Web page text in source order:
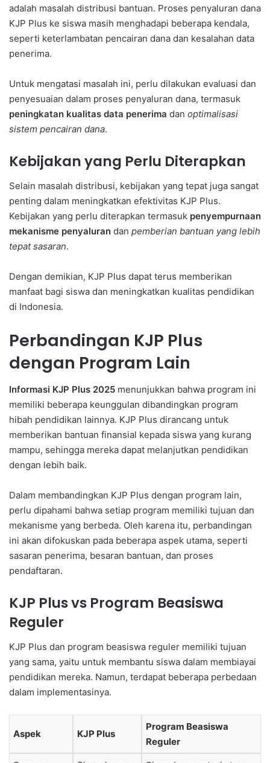
adalah masalah distribusi bantuan. Proses penyaluran dana
KJP Plus ke siswa masih menghadapi beberapa kendala,
seperti keterlambatan pencairan dana dan kesalahan data
penerima.
Untuk mengatasi masalah ini, perlu dilakukan evaluasi dan
penyesuaian dalam proses penyaluran dana, termasuk
peningkatan kualitas data penerima dan optimalisasi
sistem pencairan dana.
Kebijakan yang Perlu Diterapkan
Selain masalah distribusi, kebijakan yang tepat juga sangat
penting dalam meningkatkan efektivitas KJP Plus.
Kebijakan yang perlu diterapkan termasuk penyempurnaan
mekanisme penyaluran dan pemberian bantuan yang lebih
tepat sasaran.
Dengan demikian, KJP Plus dapat terus memberikan
manfaat bagi siswa dan meningkatkan kualitas pendidikan
di Indonesia.
Perbandingan KJP Plus
dengan Program Lain
Informasi KJP Plus 2025 menunjukkan bahwa program ini
memiliki beberapa keunggulan dibandingkan program
hibah pendidikan lainnya. KJP Plus dirancang untuk
memberikan bantuan finansial kepada siswa yang kurang
mampu, sehingga mereka dapat melanjutkan pendidikan
dengan lebih baik.
Dalam membandingkan KJP Plus dengan program lain,
perlu dipahami bahwa setiap program memiliki tujuan dan
mekanisme yang berbeda. Oleh karena itu, perbandingan
ini akan difokuskan pada beberapa aspek utama, seperti
sasaran penerima, besaran bantuan, dan proses
pendaftaran.
KJP Plus vs Program Beasiswa
Reguler
KJP Plus dan program beasiswa reguler memiliki tujuan
yang sama, yaitu untuk membantu siswa dalam membiayai
pendidikan mereka. Namun, terdapat beberapa perbedaan
dalam implementasinya.
Aspek KJP Plus
Program Beasiswa
Reguler